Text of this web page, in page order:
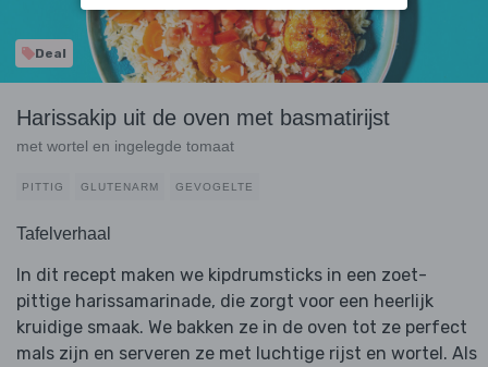
Deal
Harissakip uit de oven met basmatirijst
met wortel en ingelegde tomaat
PITTIG GLUTENARM GEVOGELTE
Tafelverhaal
In dit recept maken we kipdrumsticks in een zoet-
pittige harissamarinade, die zorgt voor een heerlijk
kruidige smaak. We bakken ze in de oven tot ze perfect
mals zijn en serveren ze met luchtige rijst en wortel. Als